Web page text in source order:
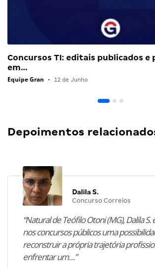
Concursos TI: editais publicados e
em…
Equipe Gran • 12 de Junho
Depoimentos
Dalila S.
Concurso Correios
“Natural de Teófilo Otoni (MG), Dalila
nos concursos públicos uma
reconstruir a própria trajetória
enfrentar um…”